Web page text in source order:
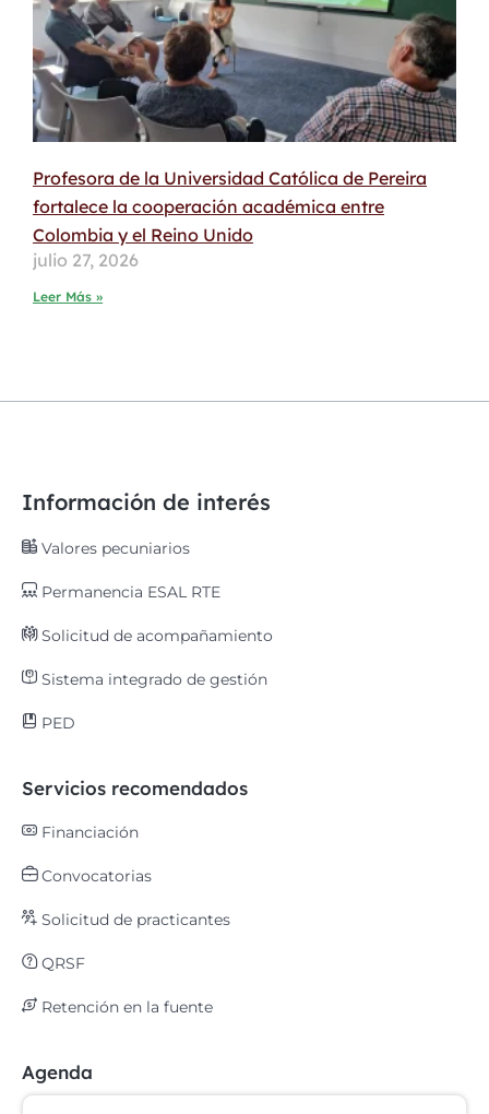
Profesora de la Universidad Católica de Pereira
fortalece la cooperación académica entre
Colombia y el Reino Unido
julio 27, 2026
Leer Más »
Información de interés
Valores pecuniarios
Permanencia ESAL RTE
Solicitud de acompañamiento
Sistema integrado de gestión
PED
Servicios recomendados
Financiación
Convocatorias
Solicitud de practicantes
QRSF
Retención en la fuente
Agenda